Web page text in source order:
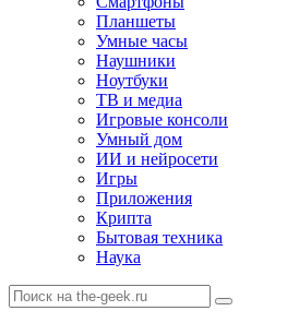
Планшеты
Умные часы
Наушники
Ноутбуки
ТВ и медиа
Игровые консоли
Умный дом
ИИ и нейросети
Игры
Приложения
Крипта
Бытовая техника
Наука